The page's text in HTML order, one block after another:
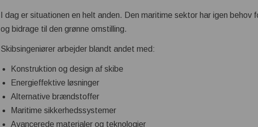
I dag er situationen en helt anden. Den maritime sektor har igen
og bidrage til den grønne omstilling.
Skibsingeniører arbejder blandt andet med:
Konstruktion og design af skibe
Energieffektive løsninger
Alternative brændstoffer
Maritime sikkerhedssystemer
Avancerede materialer og teknologier